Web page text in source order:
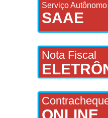
Serviço
SAAE
Nota Fiscal
ONLINE